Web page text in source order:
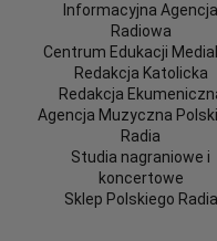
Informacyjna Agencja
Radiowa
Centrum Edukacji
Redakcja Katolicka
Redakcja
Agencja Muzyczna
Radia
Studia nagraniowe i
koncertowe
Sklep Polskiego Radia